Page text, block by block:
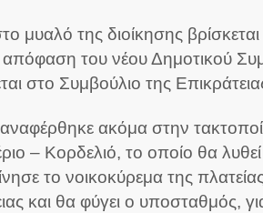
μυαλό της διοίκησης
του νέου Δημοτικού
στο Συμβούλιο της
ακόμα στην
– Κορδελιό, το οποίο θα
το νοικοκύρεμα της
και θα φύγει ο υποσταθμός,